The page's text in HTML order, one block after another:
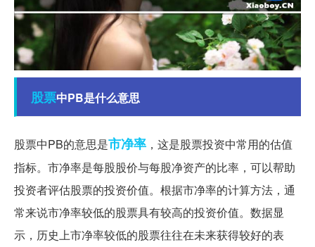
股票中PB是什么意思
股票中PB的意思是市净率 ，这是股票投资中常用的估值
指标。市净率是每股股价与每股净资产的比率，可以帮助
投资者评估股票的投资价值。根据市净率的计算方法，通
常来说市净率较低的股票具有较高的投资价值。数据显
示，历史上市净率较低的股票往往在未来获得较好的表